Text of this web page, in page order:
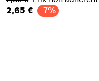
2,65 € -7%